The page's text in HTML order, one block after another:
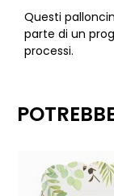
Questi
parte di un
processi.